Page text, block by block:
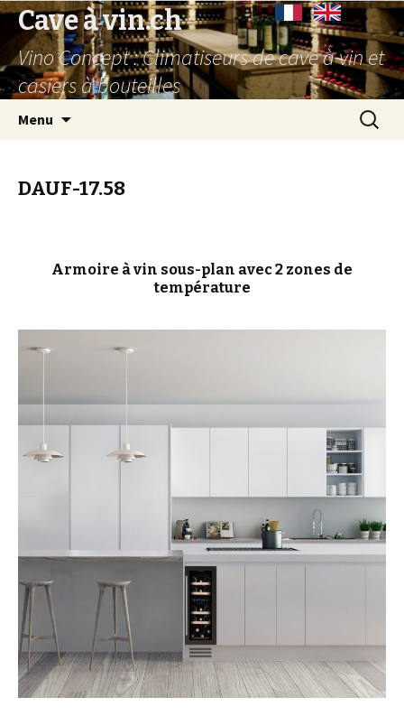
Cave à vin.ch
Vino Concept : Climatiseurs de cave à vin et
casiers à bouteilles
Menu
DAUF-17.58
Armoire à vin sous-plan avec 2 zones de
température